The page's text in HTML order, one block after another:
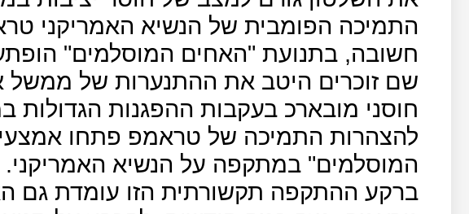
התמיכה הפומבית של הנשיא האמריקני
חשובה, בתנועת "האחים המוסלמים"
שם זוכרים היטב את ההתנערות של ממשל
חוסני מובארכ בעקבות ההפגנות הגדולות
להצהרות התמיכה של טראמפ פתחו
המוסלמים" במתקפה על הנשיא האמריקני.
ברקע ההתקפה תקשורתית הזו עומדת גם